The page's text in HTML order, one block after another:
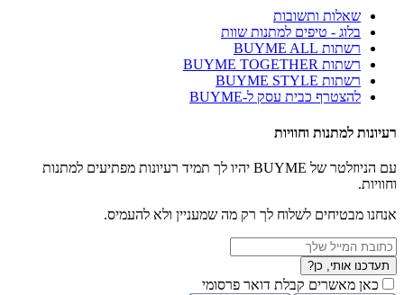
שאלות ותשובות
בלוג - טיפים למתנות שוות
רשתות BUYME ALL
רשתות BUYME TOGETHER
רשתות BUYME STYLE
להצטרף כבית עסק ל-BUYME
רעיונות למתנות וחוויות
עם הניוזלטר של BUYME יהיו לך תמיד רעיונות מפתיעים למתנות
וחוויות.
אנחנו מבטיחים לשלוח לך רק מה שמעניין ולא להעמיס.
תעדכנו אותי, כן?
כאן מאשרים קבלת דואר פרסומי